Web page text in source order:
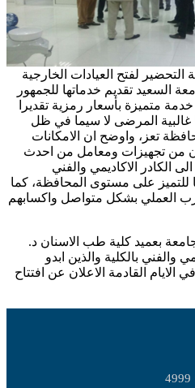
لفتح العيادات الخارجية
السعيد تقديم خدماتها للجمهور
متميزة بأسعار رمزية تقديرا
غالبية المرضى لا سيما في ظل
تعز، واوضح ان الامكانات
من تجهيزات ومعامل من احدث
الكادر الاكاديمي والفني
للتميز على مستوى المحافظة، كما
العملي بشكل متواصل واكسابهم
بعميد كلية طب الاسنان د.
والفني بالكلية والذين ابدو
الايام القادمة الاعلان عن افتتاح